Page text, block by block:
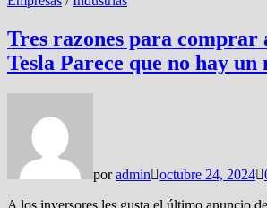
Tres razones para comprar
Tesla Parece que no hay un
poradmin octubre 24, 2024
A los inversores les gusta el último anuncio